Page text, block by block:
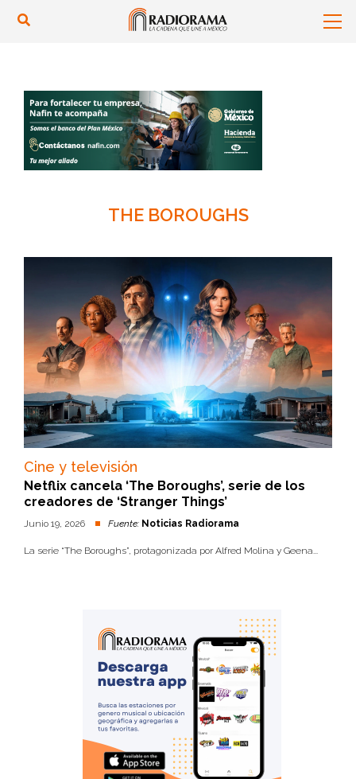
THE BOROUGHS
Cine y televisión
Netflix cancela ‘The Boroughs’, serie de los
creadores de ‘Stranger Things’
Junio 19, 2026 Fuente: Noticias Radiorama
La serie “The Boroughs”, protagonizada por Alfred Molina y Geena...